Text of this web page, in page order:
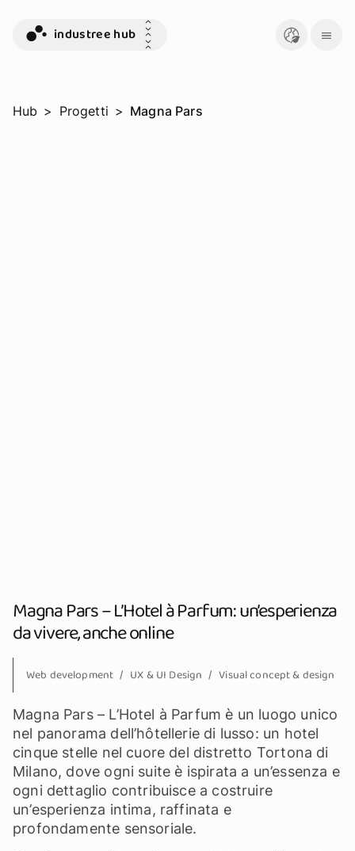
industree hub
Hub > Progetti > Magna Pars
Magna Pars – L’Hotel à Parfum: un’esperienza
da vivere, anche online
Web development UX & UI Design Visual concept & design
Magna Pars – L’Hotel à Parfum è un luogo unico
nel panorama dell’hôtellerie di lusso: un hotel
cinque stelle nel cuore del distretto Tortona di
Milano, dove ogni suite è ispirata a un’essenza e
ogni dettaglio contribuisce a costruire
un’esperienza intima, raffinata e
profondamente sensoriale.